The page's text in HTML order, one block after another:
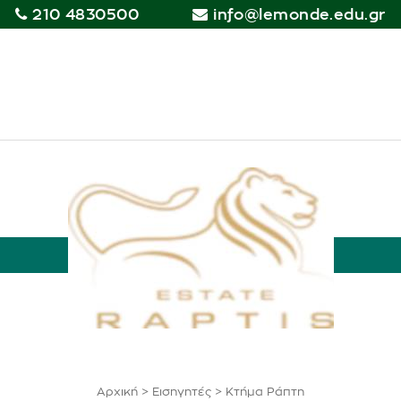
210 4830500 info@lemonde.edu.gr
Αρχική > Εισηγητές > Κτήμα Ράπτη